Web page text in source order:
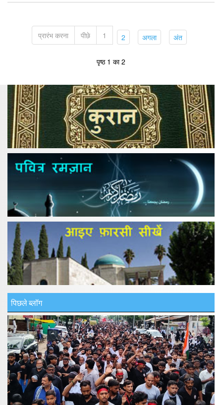
प्रारंभ करना पीछे 1 2(current)
अगला(current)
अंत(current)
पृष्ठ 1 का 2
पिछले ब्लॉग